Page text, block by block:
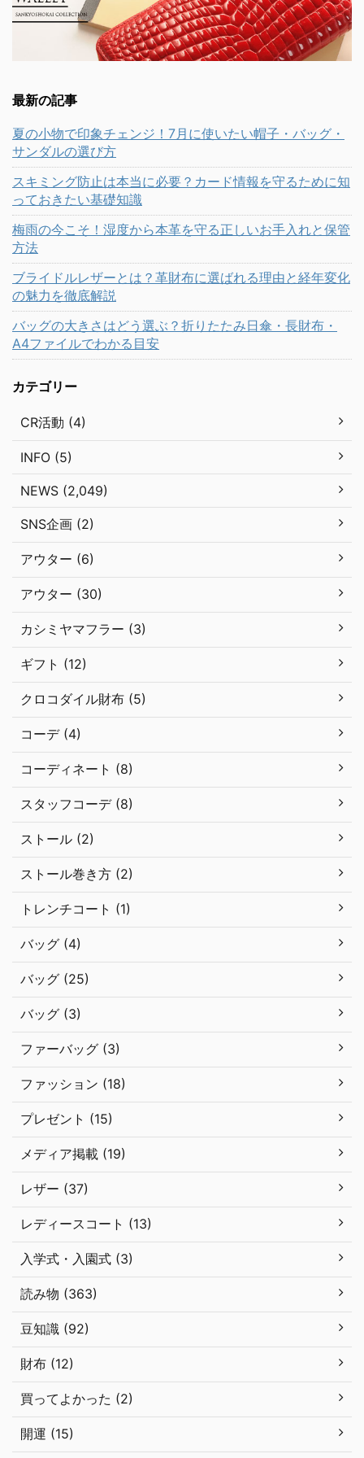
最新の記事
夏の小物で印象チェンジ！7月に使いたい帽子・バッグ・
サンダルの選び方
スキミング防止は本当に必要？カード情報を守るために知
っておきたい基礎知識
梅雨の今こそ！湿度から本革を守る正しいお手入れと保管
方法
ブライドルレザーとは？革財布に選ばれる理由と経年変化
の魅力を徹底解説
バッグの大きさはどう選ぶ？折りたたみ日傘・長財布・
A4ファイルでわかる目安
カテゴリー
CR活動 (4)
INFO (5)
NEWS (2,049)
SNS企画 (2)
アウター (6)
アウター (30)
カシミヤマフラー (3)
ギフト (12)
クロコダイル財布 (5)
コーデ (4)
コーディネート (8)
スタッフコーデ (8)
ストール (2)
ストール巻き方 (2)
トレンチコート (1)
バッグ (4)
バッグ (25)
バッグ (3)
ファーバッグ (3)
ファッション (18)
プレゼント (15)
メディア掲載 (19)
レザー (37)
レディースコート (13)
入学式・入園式 (3)
読み物 (363)
豆知識 (92)
財布 (12)
買ってよかった (2)
開運 (15)